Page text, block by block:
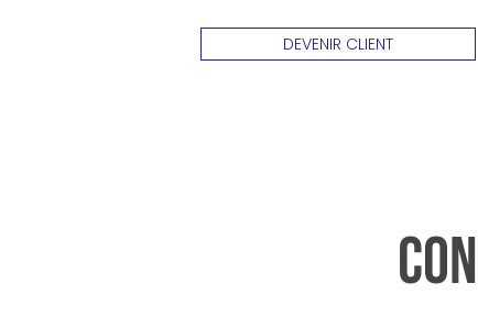
DEVENIR CLIENT